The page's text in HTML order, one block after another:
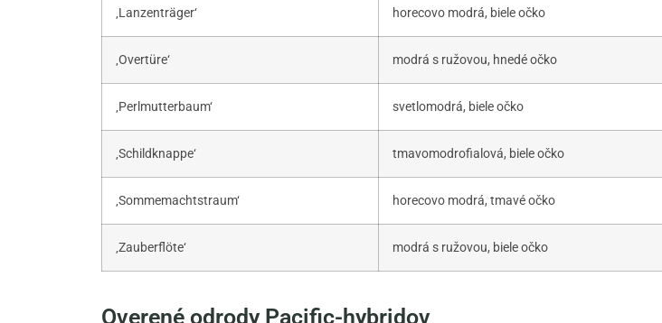
‚Lanzenträger‘ horecovo modrá, biele očko
‚Overtüre‘ modrá s ružovou, hnedé očko
‚Perlmutterbaum‘ svetlomodrá, biele očko
‚Schildknappe‘ tmavomodrofialová, biele očko
‚Sommemachtstraum‘ horecovo modrá, tmavé očko
‚Zauberflöte‘ modrá s ružovou, biele očko
Overené odrody Pacific-hybridov